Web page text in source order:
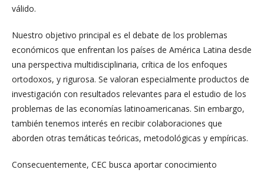
válido.
Nuestro objetivo principal es el debate de los problemas
económicos que enfrentan los países de América Latina desde
una perspectiva multidisciplinaria, crítica de los enfoques
ortodoxos, y rigurosa. Se valoran especialmente productos de
investigación con resultados relevantes para el estudio de los
problemas de las economías latinoamericanas. Sin embargo,
también tenemos interés en recibir colaboraciones que
aborden otras temáticas teóricas, metodológicas y empíricas.
Consecuentemente, CEC busca aportar conocimiento